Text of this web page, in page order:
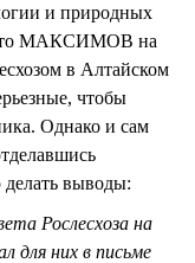
и природных
МАКСИМОВ на
в Алтайском
чтобы
Однако и сам
выводы:
Рослесхоза на
для них в письме